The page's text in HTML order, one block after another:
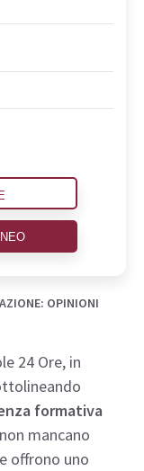
OPINIONI
24 Ore, in
formativa
mancano
offrono uno